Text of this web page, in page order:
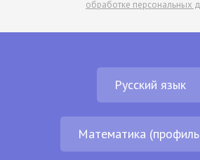
обработке персональных
Русский язык
Математика